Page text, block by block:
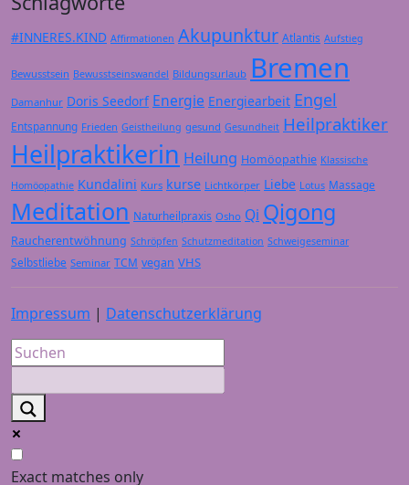
#INNERES.KIND Affirmationen Akupunktur Atlantis Aufstieg
Bewusstsein Bewusstseinswandel Bildungsurlaub Bremen
Damanhur Doris Seedorf Energie Energiearbeit Engel
Entspannung Frieden Geistheilung gesund Gesundheit Heilpraktiker
Heilpraktikerin Heilung Homöopathie Klassische
Homöopathie Kundalini Kurs kurse Lichtkörper Liebe Lotus Massage
Meditation Naturheilpraxis Osho Qi Qigong
Raucherentwöhnung Schröpfen Schutzmeditation Schweigeseminar
Selbstliebe Seminar TCM vegan VHS
Impressum | Datenschutzerklärung
Exact matches only